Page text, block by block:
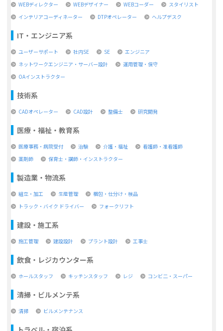
WEBディレクター WEBデザイナー WEBコーダー
スタイリスト
インテリアコーディネーター
DTPオペレーター ヘルプデスク
IT・エンジニア系
ユーザーサポート 社内SE SE
エンジニア
ネットワークエンジニア・サーバー設計
運用管理・保守
OAインストラクター
技術系
CADオペレーター CAD設計 整備士 研究開発
医療・福祉・教育系
医療事務・病院受付 治験 介護・福祉
看護師・准看護師
薬剤師
保育士・講師・インストラクター
製造業・物流系
組立・加工 生産管理
梱包・仕分け・検品
トラック・バイク ドライバー
フォークリフト
建設・施工系
施工管理 建設設計 プラント設計 工事士
飲食・レジカウンター系
ホールスタッフ キッチンスタッフ レジ コンビ二・スーパー
清掃・ビルメンテ系
清掃 ビルメンテナンス